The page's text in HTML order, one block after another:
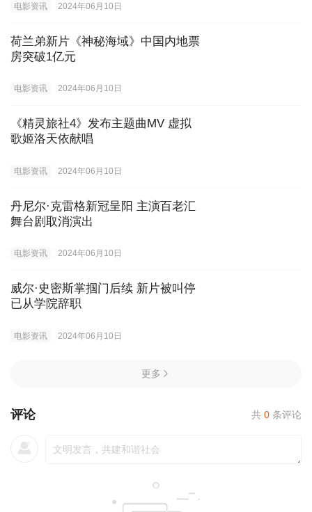
电影资讯 2024年06月10日
荷兰弟新片《神秘海域》中国内地票
房突破1亿元
电影资讯 2024年06月10日
《精灵旅社4》发布主题曲MV 虚拟
歌姬洛天依献唱
电影资讯 2024年06月10日
丹尼尔·克雷格新冠呈阳 主演百老汇
舞台剧取消演出
电影资讯 2024年06月10日
威尔·史密斯掌掴门后续 新片被叫停
已从学院辞职
电影资讯 2024年06月10日
更多
评论 共 0 条评论